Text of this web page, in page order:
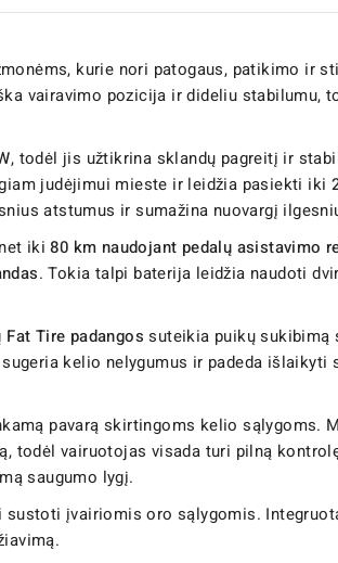
kurie nori patogaus, patikimo ir
vairavimo pozicija ir dideliu stabilumu,
, todėl jis užtikrina sklandų pagreitį ir
judėjimui mieste ir leidžia pasiekti iki
atstumus ir sumažina nuovargį
iki80 km naudojant pedalų asistavimo
. Tokia talpi baterija leidžia naudoti
Tire padangos suteikia puikų
kelio nelygumus ir padeda išlaikyti
pavarą skirtingoms kelio sąlygoms.
todėl vairuotojas visada turi pilną
saugumo lygį.
įvairiomis oro sąlygomis.